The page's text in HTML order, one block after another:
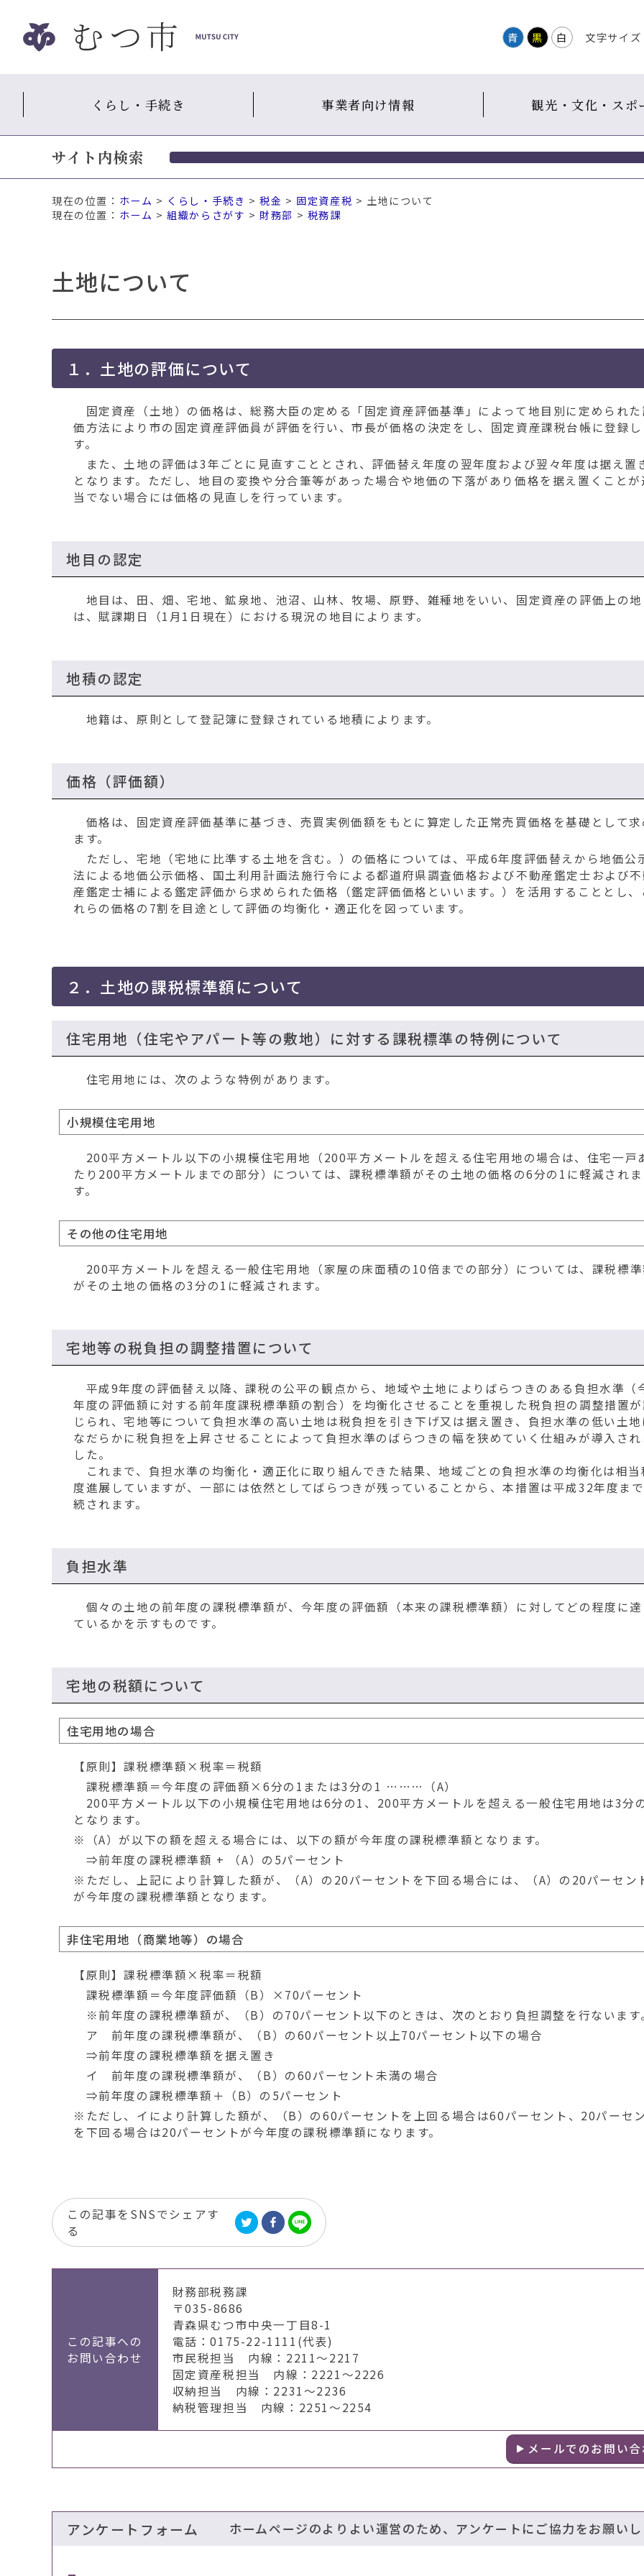
ッ
青 黒 白 文字サイズ
くらし・手続き 事業者向け情報 観光・文化・スポ
サイト内検索
現在の位置： ホーム > くらし・手続き >税金 > 固定資産税 > 土地について
ホーム >組織からさがす > 財務部 > 税務課
土地について
１．土地の評価について
固定資産（土地）の価格は、総務大臣の定める「固定資産評価基準」によって地目別に定められ
価方法により市の固定資産評価員が評価を行い、市長が価格の決定をし、固定資産課税台帳に登録
す。
また、土地の評価は3年ごとに見直すこととされ、評価替え年度の翌年度および翌々年度は据え置
となります。ただし、地目の変換や分合筆等があった場合や地価の下落があり価格を据え置くこと
当でない場合には価格の見直しを行っています。
地目の認定
地目は、田、畑、宅地、鉱泉地、池沼、山林、牧場、原野、雑種地をいい、固定資産の評価上の
は、賦課期日（1月1日現在）における現況の地目によります。
地積の認定
地籍は、原則として登記簿に登録されている地積によります。
価格（評価額）
価格は、固定資産評価基準に基づき、売買実例価額をもとに算定した正常売買価格を基礎として
ます。
ただし、宅地（宅地に比準する土地を含む。）の価格については、平成6年度評価替えから地価公
法による地価公示価格、国土利用計画法施行令による都道府県調査価格および不動産鑑定士および
産鑑定士補による鑑定評価から求められた価格（鑑定評価価格といいます。）を活用することとし
れらの価格の7割を目途として評価の均衡化・適正化を図っています。
２．土地の課税標準額について
住宅用地（住宅やアパート等の敷地）に対する課税標準の特例について
住宅用地には、次のような特例があります。
小規模住宅用地
200平方メートル以下の小規模住宅用地（200平方メートルを超える住宅用地の場合は、住宅一戸
たり200平方メートルまでの部分）については、課税標準額がその土地の価格の6分の1に軽減されま
す。
その他の住宅用地
200平方メートルを超える一般住宅用地（家屋の床面積の10倍までの部分）については、課税標
がその土地の価格の3分の1に軽減されます。
宅地等の税負担の調整措置について
平成9年度の評価替え以降、課税の公平の観点から、地域や土地によりばらつきのある負担水準（
年度の評価額に対する前年度課税標準額の割合）を均衡化させることを重視した税負担の調整措置
じられ、宅地等について負担水準の高い土地は税負担を引き下げ又は据え置き、負担水準の低い土
なだらかに税負担を上昇させることによって負担水準のばらつきの幅を狭めていく仕組みが導入さ
した。
これまで、負担水準の均衡化・適正化に取り組んできた結果、地域ごとの負担水準の均衡化は相当
度進展していますが、一部には依然としてばらつきが残っていることから、本措置は平成32年度ま
続されます。
負担水準
個々の土地の前年度の課税標準額が、今年度の評価額（本来の課税標準額）に対してどの程度に
ているかを示すものです。
宅地の税額について
住宅用地の場合
【原則】課税標準額×税率＝税額
課税標準額＝今年度の評価額×6分の1または3分の1 ………（A）
200平方メートル以下の小規模住宅用地は6分の1、200平方メートルを超える一般住宅用地は3分
となります。
※（A）が以下の額を超える場合には、以下の額が今年度の課税標準額となります。
⇒前年度の課税標準額 + （A）の5パーセント
※ただし、上記により計算した額が、（A）の20パーセントを下回る場合には、（A）の20パーセン
が今年度の課税標準額となります。
非住宅用地（商業地等）の場合
【原則】課税標準額×税率＝税額
課税標準額＝今年度評価額（B）×70パーセント
※前年度の課税標準額が、（B）の70パーセント以下のときは、次のとおり負担調整を行ないます
ア 前年度の課税標準額が、（B）の60パーセント以上70パーセント以下の場合
⇒前年度の課税標準額を据え置き
イ 前年度の課税標準額が、（B）の60パーセント未満の場合
⇒前年度の課税標準額＋（B）の5パーセント
※ただし、イにより計算した額が、（B）の60パーセントを上回る場合は60パーセント、20パーセ
を下回る場合は20パーセントが今年度の課税標準額になります。
この記事をSNSでシェアす
る
この記事への
お問い合わせ
財務部税務課
〒035-8686
青森県むつ市中央一丁目8-1
電話：0175-22-1111(代表)
市民税担当 内線：2211～2217
固定資産税担当 内線：2221～2226
収納担当 内線：2231～2236
納税管理担当 内線：2251～2254
メールでのお問い
アンケートフォーム ホームページのよりよい運営のため、アンケートにご協力をお願い